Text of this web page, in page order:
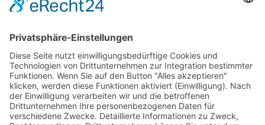
Allgemeine Geschäftsbedingungen
Datenschutzerklärung
Unser Seminarangebot
Seminarreihen
Seminare